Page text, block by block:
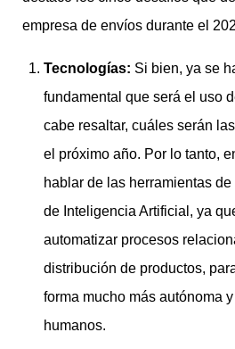
empresa de envíos durante el
Tecnologías: Si bien, ya se
fundamental que será el uso
cabe resaltar, cuáles serán
el próximo año. Por lo tanto,
hablar de las herramientas
de Inteligencia Artificial, ya
automatizar procesos
distribución de productos,
forma mucho más autónoma
humanos.